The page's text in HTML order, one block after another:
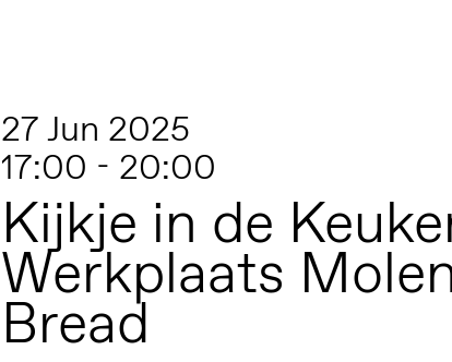
27 Jun 2025
17:00 - 20:00
Kijkje in de
Werkplaats
Bread